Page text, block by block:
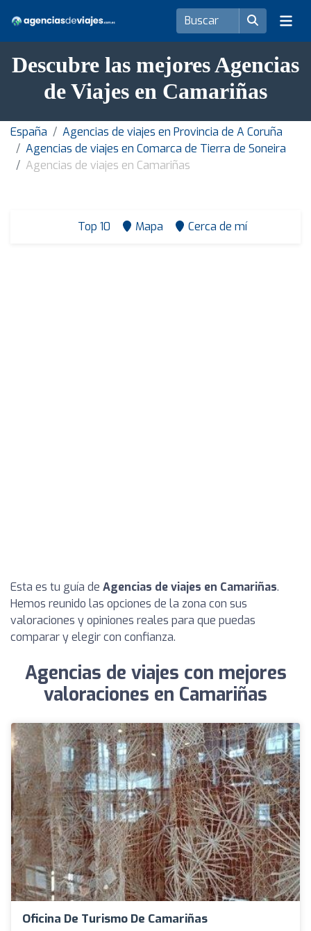
Descubre las mejores Agencias
de Viajes en Camariñas
España
Agencias de viajes en Provincia de A Coruña
Agencias de viajes en Comarca de Tierra de Soneira
Agencias de viajes en Camariñas
Top 10 Mapa Cerca de mí
Esta es tu guía de Agencias de viajes en Camariñas.
Hemos reunido las opciones de la zona con sus
valoraciones y opiniones reales para que puedas
comparar y elegir con confianza.
Agencias de viajes con mejores
valoraciones en Camariñas
Oficina De Turismo De Camariñas